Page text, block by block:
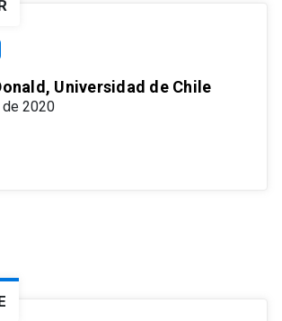
Universidad de Chile
2020